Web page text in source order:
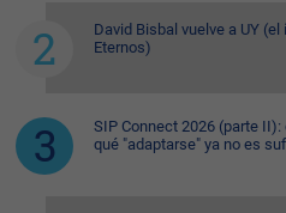
David Bisbal vuelve a UY
Eternos)
SIP Connect 2026 (parte
qué "adaptarse" ya no es